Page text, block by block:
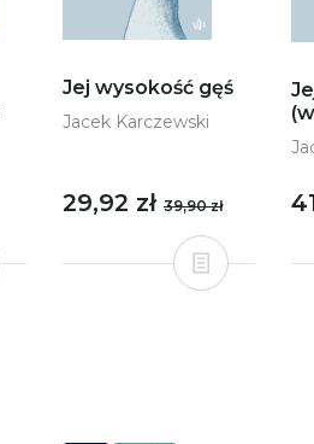
Jej wysokość gęś
Jacek Karczewski
29,92 zł 39,90 zł